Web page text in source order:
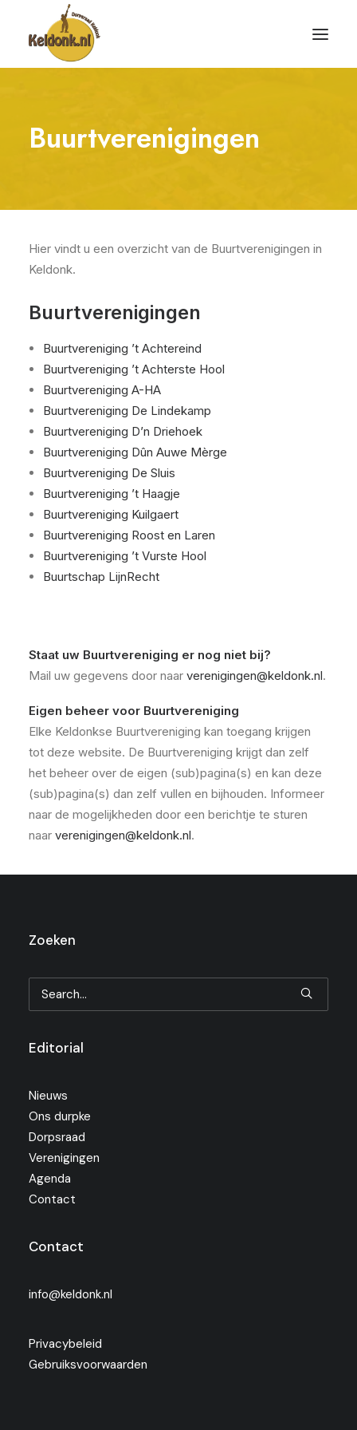
Buurtverenigingen
Hier vindt u een overzicht van de Buurtverenigingen in
Keldonk.
Buurtverenigingen
Buurtvereniging ’t Achtereind
Buurtvereniging ’t Achterste Hool
Buurtvereniging A-HA
Buurtvereniging De Lindekamp
Buurtvereniging D’n Driehoek
Buurtvereniging Dûn Auwe Mèrge
Buurtvereniging De Sluis
Buurtvereniging ’t Haagje
Buurtvereniging Kuilgaert
Buurtvereniging Roost en Laren
Buurtvereniging ’t Vurste Hool
Buurtschap LijnRecht
Staat uw Buurtvereniging er nog niet bij?
Mail uw gegevens door naar verenigingen@keldonk.nl.
Eigen beheer voor Buurtvereniging
Elke Keldonkse Buurtvereniging kan toegang krijgen
tot deze website. De Buurtvereniging krijgt dan zelf
het beheer over de eigen (sub)pagina(s) en kan deze
(sub)pagina(s) dan zelf vullen en bijhouden. Informeer
naar de mogelijkheden door een berichtje te sturen
naar verenigingen@keldonk.nl.
Zoeken
Editorial
Nieuws
Ons durpke
Dorpsraad
Verenigingen
Agenda
Contact
Contact
info@keldonk.nl
Privacybeleid
Gebruiksvoorwaarden